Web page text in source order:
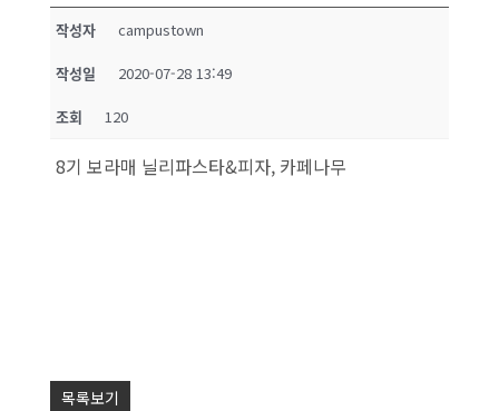
작성자 campustown
작성일 2020-07-28 13:49
조회 120
8기 보라매 닐리파스타&피자, 카페나무
목록보기